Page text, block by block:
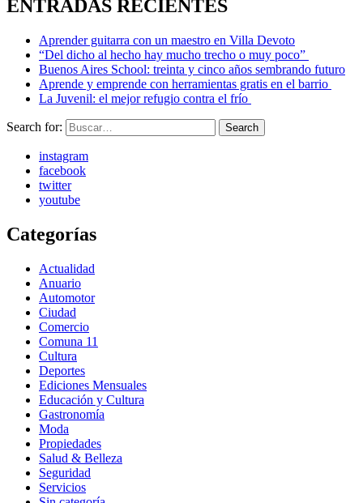
ENTRADAS RECIENTES
Aprender guitarra con un maestro en Villa Devoto
“Del dicho al hecho hay mucho trecho o muy poco”
Buenos Aires School: treinta y cinco años sembrando futuro
Aprende y emprende con herramientas gratis en el barrio
La Juvenil: el mejor refugio contra el frío
Search for: Search
instagram
facebook
twitter
youtube
Categorías
Actualidad
Anuario
Automotor
Ciudad
Comercio
Comuna 11
Cultura
Deportes
Ediciones Mensuales
Educación y Cultura
Gastronomía
Moda
Propiedades
Salud & Belleza
Seguridad
Servicios